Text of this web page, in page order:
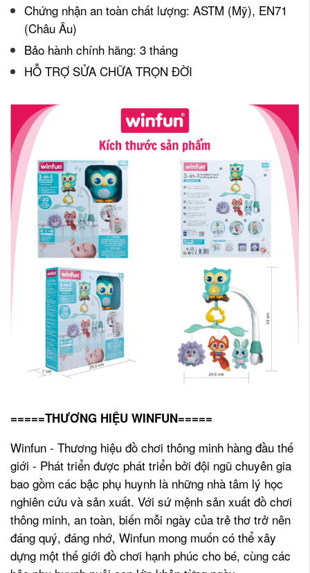
Chứng nhận an toàn chất lượng: ASTM (Mỹ), EN71
(Châu Âu)
Bảo hành chính hãng: 3 tháng
HỖ TRỢ SỬA CHỮA TRỌN ĐỜI
=====THƯƠNG HIỆU WINFUN=====
Winfun - Thương hiệu đồ chơi thông minh hàng đầu thế
giới - Phát triển được phát triển bởi đội ngũ chuyên gia
bao gồm các bậc phụ huynh là những nhà tâm lý học
nghiên cứu và sản xuất. Với sứ mệnh sản xuất đồ chơi
thông minh, an toàn, biến mỗi ngày của trẻ thơ trở nên
đáng quý, đáng nhớ, Winfun mong muốn có thể xây
dựng một thế giới đồ chơi hạnh phúc cho bé, cùng các